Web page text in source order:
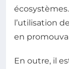
l’utilisation
en
En outre, il